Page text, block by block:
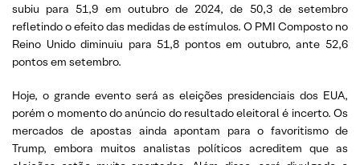
subiu para 51,9 em outubro de 2024, de 50,3 de setembro
refletindo o efeito das medidas de estímulos. O PMI Composto no
Reino Unido diminuiu para 51,8 pontos em outubro, ante 52,6
pontos em setembro.
Hoje, o grande evento será as eleições presidenciais dos EUA,
porém o momento do anúncio do resultado eleitoral é incerto. Os
mercados de apostas ainda apontam para o favoritismo de
Trump, embora muitos analistas políticos acreditem que as